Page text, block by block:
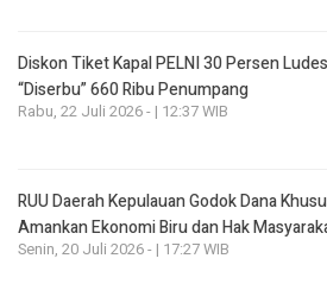
Diskon Tiket Kapal PELNI 30 Persen Ludes
“Diserbu” 660 Ribu Penumpang
Rabu, 22 Juli 2026 - | 12:37 WIB
RUU Daerah Kepulauan Godok Dana
Amankan Ekonomi Biru dan Hak
Senin, 20 Juli 2026 - | 17:27 WIB